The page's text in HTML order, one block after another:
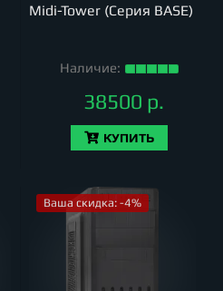
Midi-Tower (Серия BASE)
Наличие:
38500 р.
КУПИТЬ
Ваша скидка: -4%